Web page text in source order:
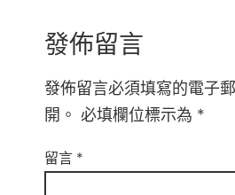
發佈留言
發佈留言必須填寫的電子
開。 必填欄位標示為 *
留言 *